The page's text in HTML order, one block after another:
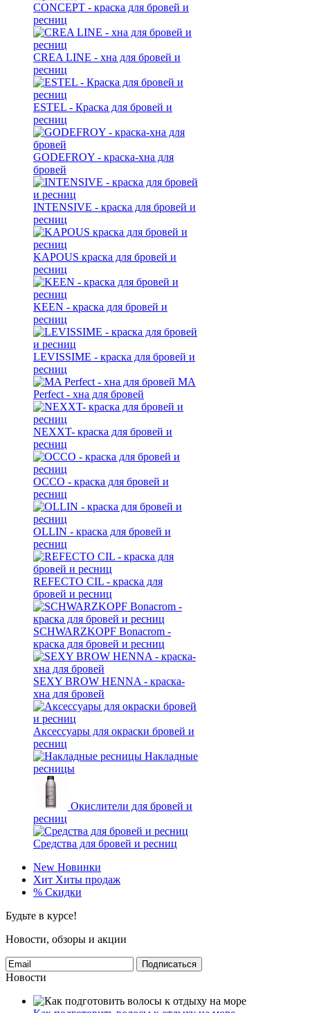
CONCEPT - краска для бровей и
ресниц
CREA LINE - хна для бровей и
ресниц
ESTEL - Краска для бровей и
ресниц
GODEFROY - краска-хна для
бровей
INTENSIVE - краска для бровей и
ресниц
KAPOUS краска для бровей и
ресниц
KEEN - краска для бровей и
ресниц
LEVISSIME - краска для бровей и
ресниц
MA
Perfect - хна для бровей
NEXXT- краска для бровей и
ресниц
OCCO - краска для бровей и
ресниц
OLLIN - краска для бровей и
ресниц
REFECTO CIL - краска для
бровей и ресниц
SCHWARZKOPF Bonacrom -
краска для бровей и ресниц
SEXY BROW HENNA - краска-
хна для бровей
Аксессуары для окраски бровей и
ресниц
Накладные
ресницы
Окислители для бровей и
ресниц
Средства для бровей и ресниц
New Новинки
Хит Хиты продаж
% Скидки
Будьте в курсе!
Новости, обзоры и акции
Подписаться
Новости